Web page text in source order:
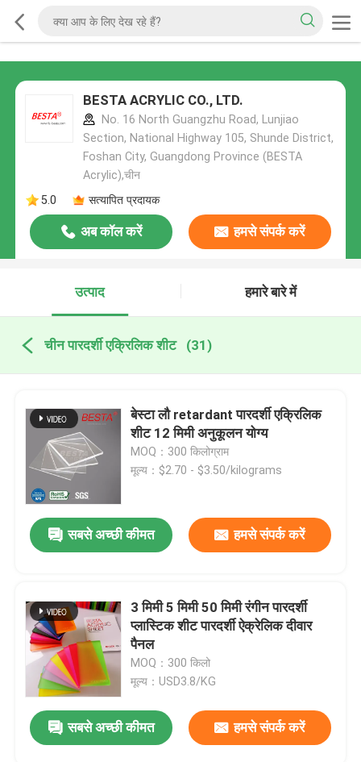
BESTA ACRYLIC CO., LTD.
No. 16 North Guangzhu Road, Lunjiao
Section, National Highway 105, Shunde District,
Foshan City, Guangdong Province (BESTA
Acrylic),चीन
5.0
सत्यापित प्रदायक
अब कॉल करें हमसे संपर्क करें
उत्पाद हमारे बारे में
चीन पारदर्शी एक्रिलिक शीट (31)
बेस्टा लौ retardant पारदर्शी एक्रिलिक
शीट 12 मिमी अनुकूलन योग्य
MOQ：300 किलोग्राम
मूल्य：$2.70 - $3.50/kilograms
सबसे अच्छी कीमत हमसे संपर्क करें
3 मिमी 5 मिमी 50 मिमी रंगीन पारदर्शी
प्लास्टिक शीट पारदर्शी ऐक्रेलिक दीवार
पैनल
MOQ：300 किलो
मूल्य：USD3.8/KG
सबसे अच्छी कीमत हमसे संपर्क करें